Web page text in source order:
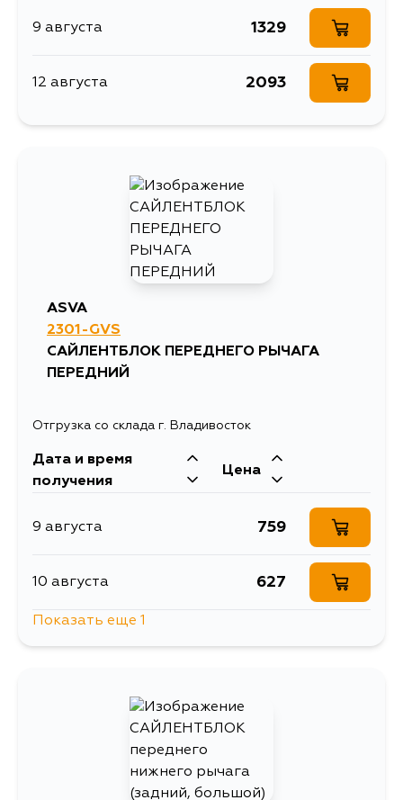
9 августа 1329
12 августа 2093
ASVA
2301-GVS
САЙЛЕНТБЛОК ПЕРЕДНЕГО РЫЧАГА
ПЕРЕДНИЙ
Отгрузка со склада г. Владивосток
Дата и время
получения
Цена
9 августа 759
10 августа 627
Показать еще 1